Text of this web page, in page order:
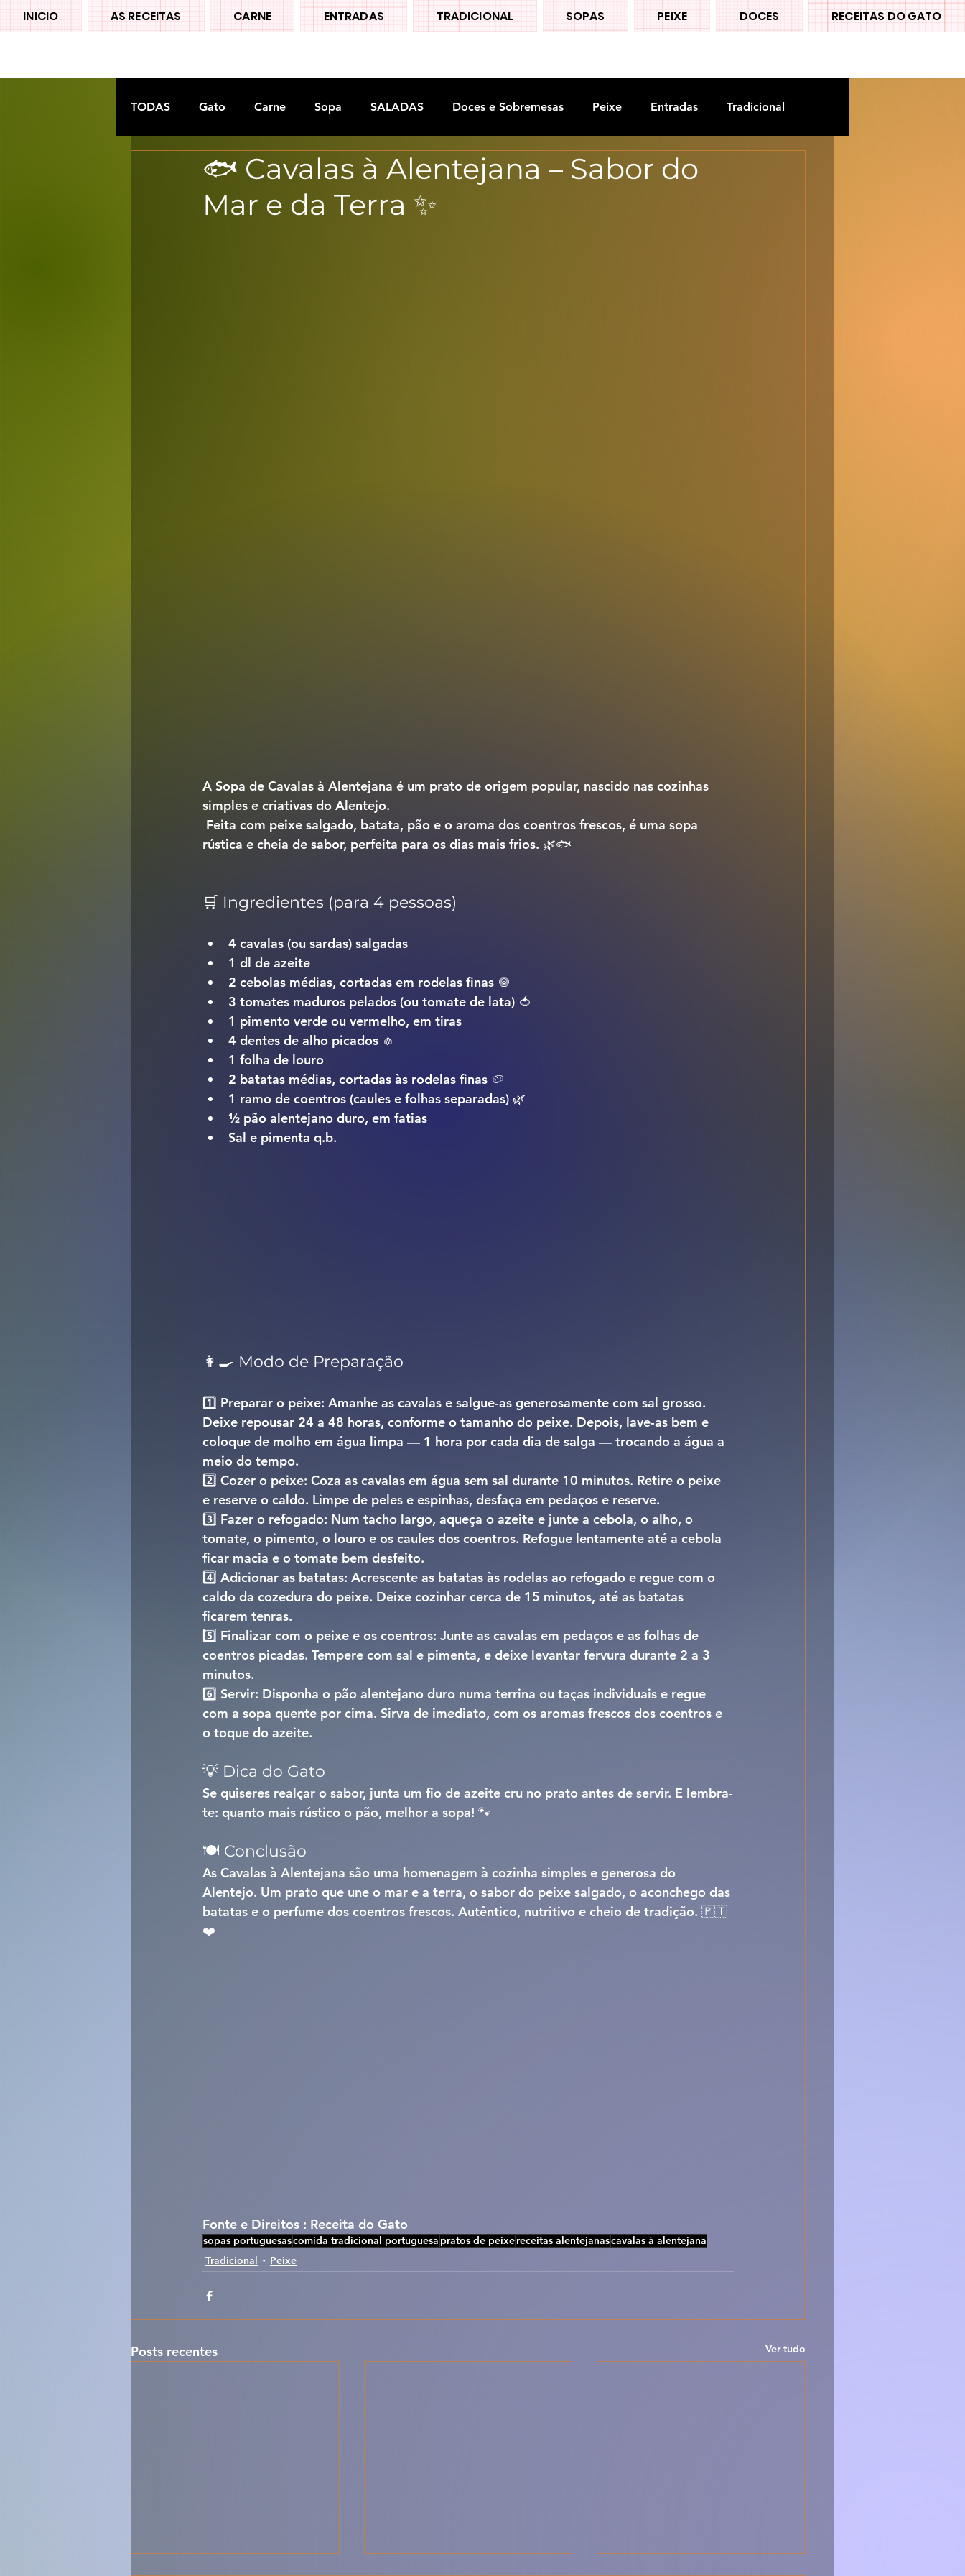
INICIO AS RECEITAS CARNE ENTRADAS TRADICIONAL SOPAS PEIXE DOCES RECEITAS DO GATO
TODAS Gato Carne Sopa SALADAS Doces e Sobremesas Peixe Entradas Tradicional
Doces tradiconais FRUTAS Legumes
🐟 Cavalas à Alentejana – Sabor do
Mar e da Terra ✨
A Sopa de Cavalas à Alentejana é um prato de origem popular, nascido nas cozinhas
simples e criativas do Alentejo.
rústica e cheia de sabor, perfeita para os dias mais frios. 🌿🐟
🛒 Ingredientes (para 4 pessoas)
4 cavalas (ou sardas) salgadas
1 dl de azeite
2 cebolas médias, cortadas em rodelas finas 🧅
3 tomates maduros pelados (ou tomate de lata) 🍅
1 pimento verde ou vermelho, em tiras
4 dentes de alho picados 🧄
1 folha de louro
2 batatas médias, cortadas às rodelas finas 🥔
1 ramo de coentros (caules e folhas separadas) 🌿
½ pão alentejano duro, em fatias
Sal e pimenta q.b.
👩‍🍳 Modo de Preparação
1️⃣ Preparar o peixe: Amanhe as cavalas e salgue-as generosamente com sal grosso.
Deixe repousar 24 a 48 horas, conforme o tamanho do peixe. Depois, lave-as bem e
coloque de molho em água limpa — 1 hora por cada dia de salga — trocando a água a
meio do tempo.
2️⃣ Cozer o peixe: Coza as cavalas em água sem sal durante 10 minutos. Retire o peixe
e reserve o caldo. Limpe de peles e espinhas, desfaça em pedaços e reserve.
3️⃣ Fazer o refogado: Num tacho largo, aqueça o azeite e junte a cebola, o alho, o
tomate, o pimento, o louro e os caules dos coentros. Refogue lentamente até a cebola
ficar macia e o tomate bem desfeito.
4️⃣ Adicionar as batatas: Acrescente as batatas às rodelas ao refogado e regue com o
caldo da cozedura do peixe. Deixe cozinhar cerca de 15 minutos, até as batatas
ficarem tenras.
5️⃣ Finalizar com o peixe e os coentros: Junte as cavalas em pedaços e as folhas de
coentros picadas. Tempere com sal e pimenta, e deixe levantar fervura durante 2 a 3
minutos.
6️⃣ Servir: Disponha o pão alentejano duro numa terrina ou taças individuais e regue
com a sopa quente por cima. Sirva de imediato, com os aromas frescos dos coentros e
o toque do azeite.
💡 Dica do Gato
Se quiseres realçar o sabor, junta um fio de azeite cru no prato antes de servir. E lembra-
te: quanto mais rústico o pão, melhor a sopa! 🐾
🍽️ Conclusão
As Cavalas à Alentejana são uma homenagem à cozinha simples e generosa do
Alentejo. Um prato que une o mar e a terra, o sabor do peixe salgado, o aconchego das
batatas e o perfume dos coentros frescos. Autêntico, nutritivo e cheio de tradição. 🇵🇹
❤️
Fonte e Direitos : Receita do Gato
sopas portuguesascomida tradicional portuguesa pratos de peixereceitas alentejanascavalas à alentejana
Tradicional
Peixe
Posts recentes Ver tudo